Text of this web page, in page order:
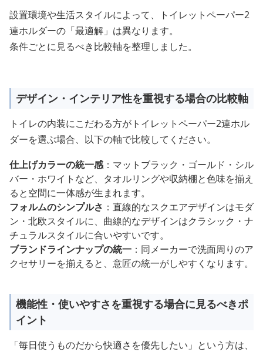
設置環境や生活スタイルによって、トイレットペーパー2
連ホルダーの「最適解」は異なります。
条件ごとに見るべき比較軸を整理しました。
デザイン・インテリア性を重視する場合の比較軸
トイレの内装にこだわる方がトイレットペーパー2連ホル
ダーを選ぶ場合、以下の軸で比較してください。
仕上げカラーの統一感：マットブラック・ゴールド・シル
バー・ホワイトなど、タオルリングや収納棚と色味を揃え
ると空間に一体感が生まれます。
フォルムのシンプルさ ：直線的なスクエアデザインはモダ
ン・北欧スタイルに、曲線的なデザインはクラシック・ナ
チュラルスタイルに合いやすいです。
ブランドラインナップの統一 ：同メーカーで洗面周りのア
クセサリーを揃えると、意匠の統一がしやすくなります。
機能性・使いやすさを重視する場合に見るべきポ
イント
「毎日使うものだから快適さを優先したい」という方は、